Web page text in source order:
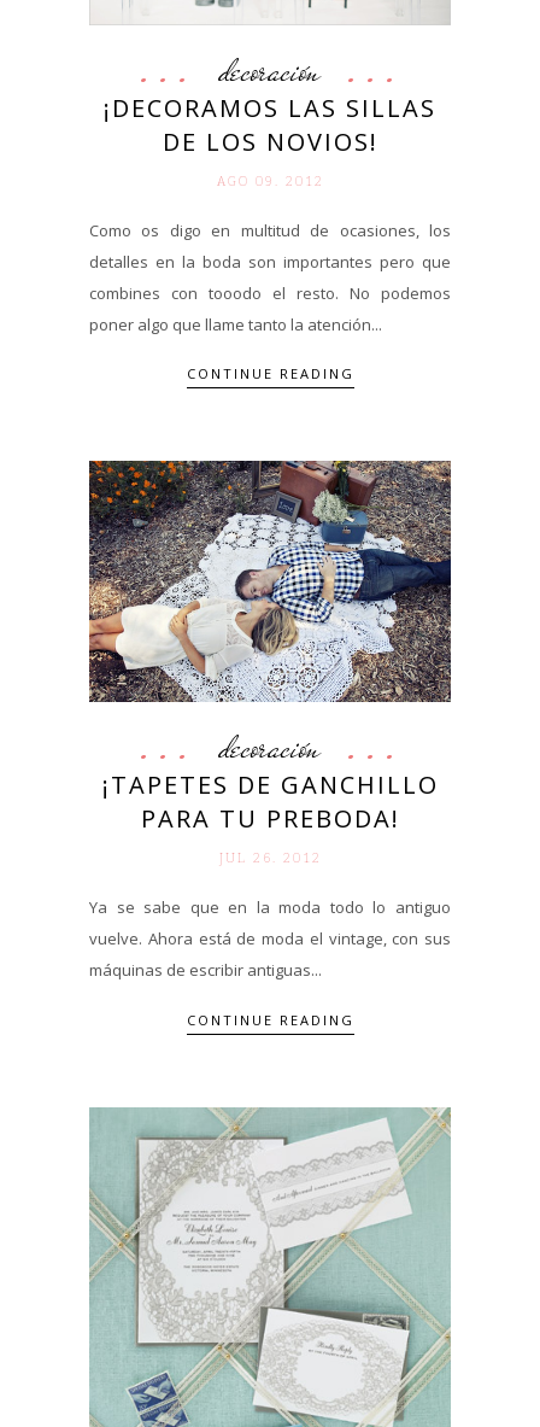
decoración
¡DECORAMOS LAS SILLAS
DE LOS NOVIOS!
AGO 09. 2012
Como os digo en multitud de ocasiones, los
detalles en la boda son importantes pero que
combines con tooodo el resto. No podemos
poner algo que llame tanto la atención...
CONTINUE READING
decoración
¡TAPETES DE GANCHILLO
PARA TU PREBODA!
JUL 26. 2012
Ya se sabe que en la moda todo lo antiguo
vuelve. Ahora está de moda el vintage, con sus
máquinas de escribir antiguas...
CONTINUE READING